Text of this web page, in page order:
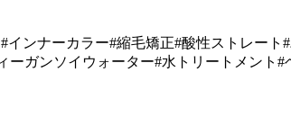
ンナーカラー#縮毛矯正#酸性ストレー
ーガンソイウォーター#水トリートメント#